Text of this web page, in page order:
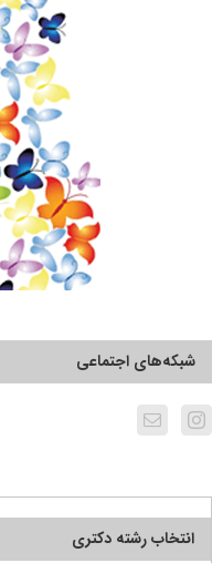
شبکه‌های اجتماعی
انتخاب رشته دکتری